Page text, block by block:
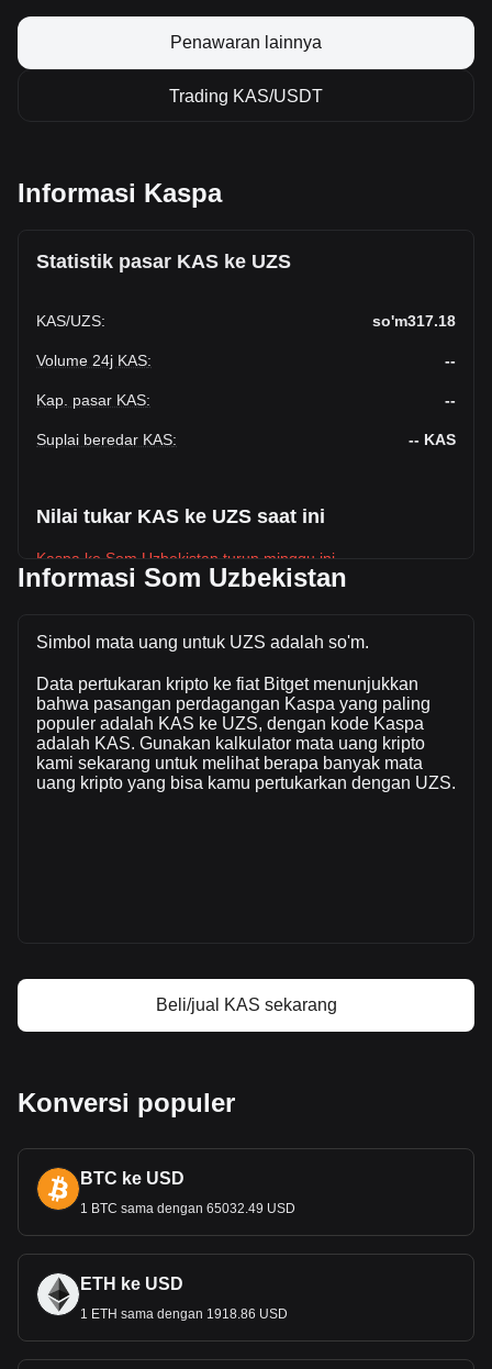
Penawaran lainnya
Trading KAS/USDT
Informasi Kaspa
Statistik pasar KAS ke UZS
KAS/UZS: so'm317.18
Volume 24j KAS: --
Kap. pasar KAS: --
Suplai beredar KAS: -- KAS
Nilai tukar KAS ke UZS saat ini
Kaspa ke Som Uzbekistan turun minggu ini.
berdasarkan suplai beredar sebanyak -- KAS. Volume
UZS) dalam 24 jam terakhir. Pada hari perdagangan
terakhir, volume perdagangan KAS adalah so'm--.
Info lebih lanjut tentang Kaspa di Bitget
Informasi Som Uzbekistan
Simbol mata uang untuk UZS adalah so'm.
Data pertukaran kripto ke fiat Bitget menunjukkan
bahwa pasangan perdagangan Kaspa yang paling
populer adalah KAS ke UZS, dengan kode Kaspa
adalah KAS. Gunakan kalkulator mata uang kripto
kami sekarang untuk melihat berapa banyak mata
uang kripto yang bisa kamu pertukarkan dengan UZS.
Beli/jual KAS sekarang
Konversi populer
BTC ke USD
1 BTC sama dengan 65032.49 USD
ETH ke USD
1 ETH sama dengan 1918.86 USD